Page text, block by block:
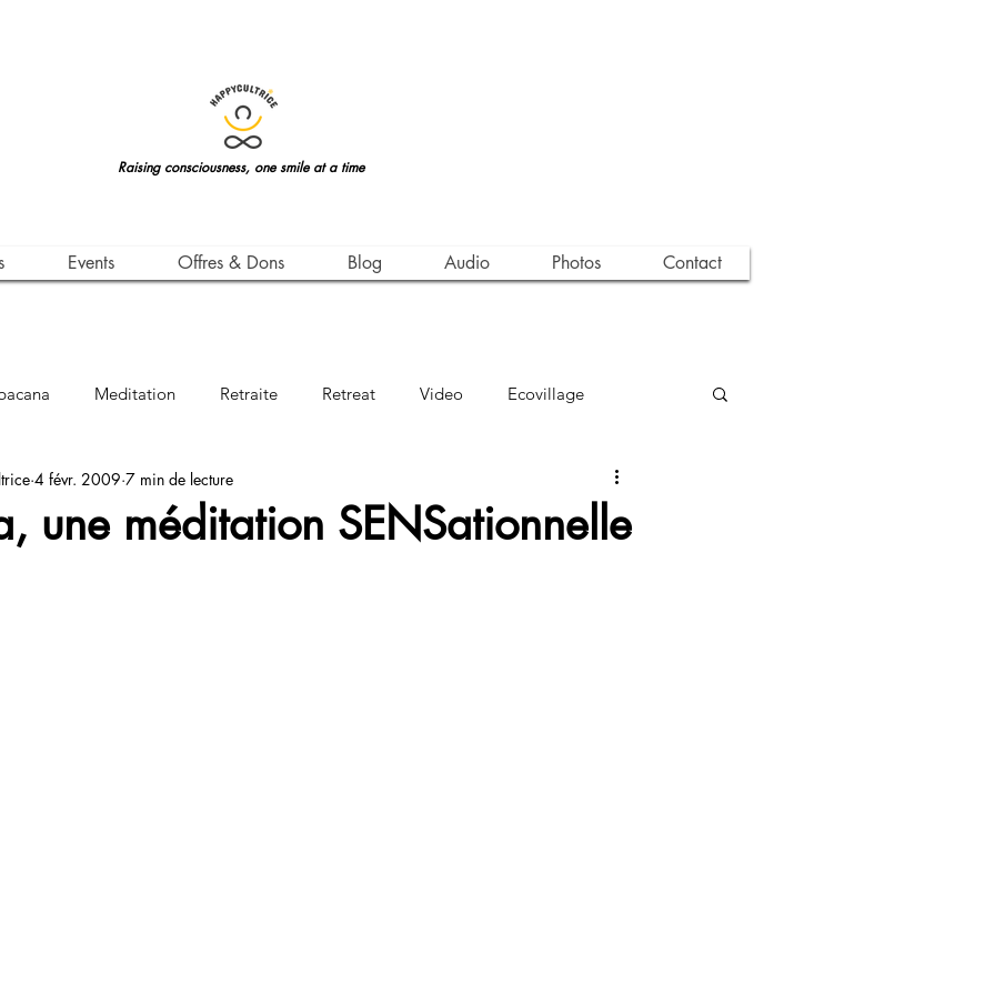
Raising consciousness, one smile at a time
Meditation Retraite Retreat Video Ecovillage
Awareness Leçon de Vie
une méditation SENSationnelle
4 févr. 2009 7 min de lecture
Events Offres & Dons Blog Audio Photos Contact